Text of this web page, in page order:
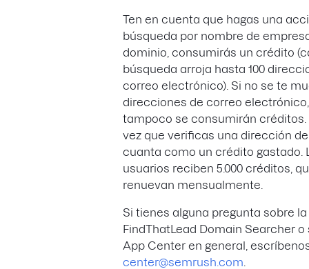
Ten en cuenta que hagas una
búsqueda por nombre de
dominio, consumirás un crédito
búsqueda arroja hasta 100
correo electrónico). Si no se te
direcciones de correo electrónico,
tampoco se consumirán créditos.
vez que verificas una dirección
cuanta como un crédito gastado.
usuarios reciben 5.000 créditos,
renuevan mensualmente.
Si tienes alguna pregunta sobre
FindThatLead Domain Searcher o
App Center en general,
center@semrush.com